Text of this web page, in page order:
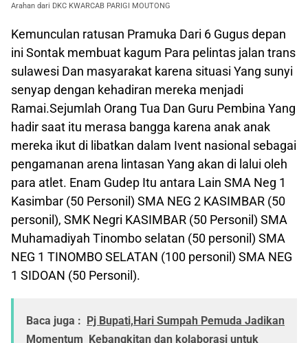
Arahan dari DKC KWARCAB PARIGI MOUTONG
Kemunculan ratusan Pramuka Dari 6 Gugus depan
ini Sontak membuat kagum Para pelintas jalan trans
sulawesi Dan masyarakat karena situasi Yang sunyi
senyap dengan kehadiran mereka menjadi
Ramai.Sejumlah Orang Tua Dan Guru Pembina Yang
hadir saat itu merasa bangga karena anak anak
mereka ikut di libatkan dalam Ivent nasional sebagai
pengamanan arena lintasan Yang akan di lalui oleh
para atlet. Enam Gudep Itu antara Lain SMA Neg 1
Kasimbar (50 Personil) SMA NEG 2 KASIMBAR (50
personil), SMK Negri KASIMBAR (50 Personil) SMA
Muhamadiyah Tinombo selatan (50 personil) SMA
NEG 1 TINOMBO SELATAN (100 personil) SMA NEG
1 SIDOAN (50 Personil).
Baca juga : Pj Bupati,Hari Sumpah Pemuda Jadikan
Momentum Kebangkitan dan kolaborasi untuk